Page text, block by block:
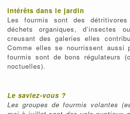
Intérêts dans le jardin
Les fourmis sont des
déchets organiques, d’insectes
creusant des galeries elles
Comme elles se nourrissent aussi
fourmis sont de bons régulateurs
noctuelles).
Le saviez-vous ?
Les groupes de fourmis volantes